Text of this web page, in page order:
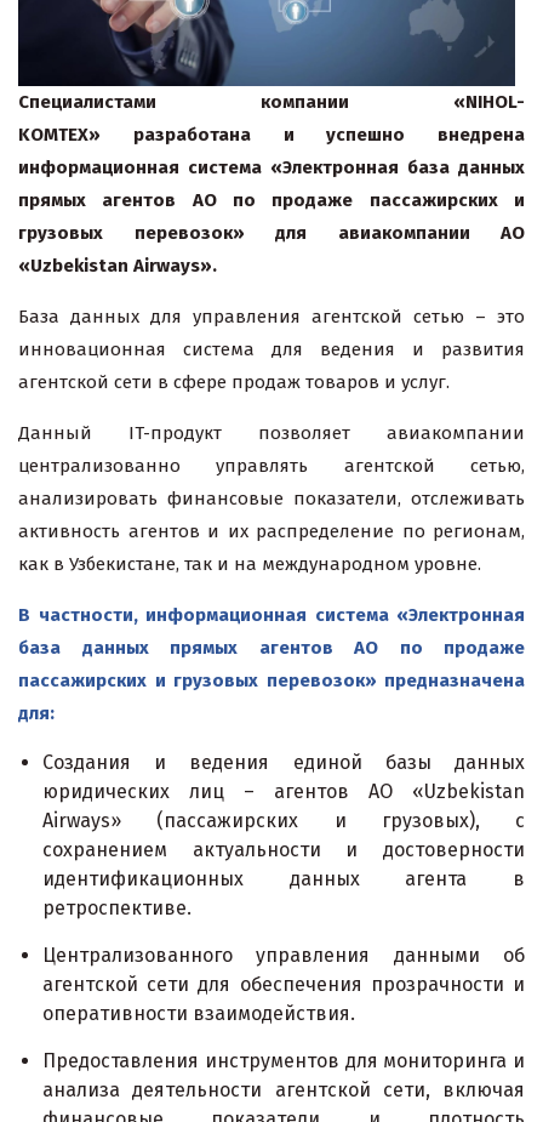
Специалистами компании «NIHOL-
KOMTEX» разработана и успешно внедрена
информационная система «Электронная база данных
прямых агентов АО по продаже пассажирских и
грузовых перевозок» для авиакомпании АО
«Uzbekistan Airways».
База данных для управления агентской сетью
– это
инновационная система для ведения и развития
агентской сети в сфере продаж товаров и услуг.
Данный IT-продукт позволяет авиакомпании
централизованно управлять агентской сетью,
анализировать финансовые показатели, отслеживать
активность агентов и их распределение по регионам,
как в Узбекистане, так и на международном уровне.
В частности, информационная система «Электронная
база данных прямых агентов АО по продаже
пассажирских и грузовых перевозок» предназначена
для:
Создания и ведения единой базы данных
юридических лиц – агентов АО «Uzbekistan
Airways» (пассажирских и грузовых), с
сохранением актуальности и достоверности
идентификационных данных агента в
ретроспективе.
Централизованного управления данными об
агентской сети для обеспечения прозрачности и
оперативности взаимодействия.
Предоставления инструментов для мониторинга и
анализа деятельности агентской сети, включая